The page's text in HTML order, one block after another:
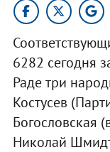
6282 сегодня
Раде три
Костусев
Богословская
Николай